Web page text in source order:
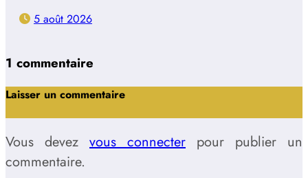
5 août 2026
1 commentaire
Laisser un commentaire
Vous devez vous connecter pour publier un
commentaire.